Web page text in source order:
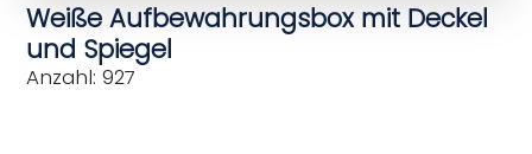
Weiße Aufbewahrungsbox mit Deckel
und Spiegel
Anzahl: 927